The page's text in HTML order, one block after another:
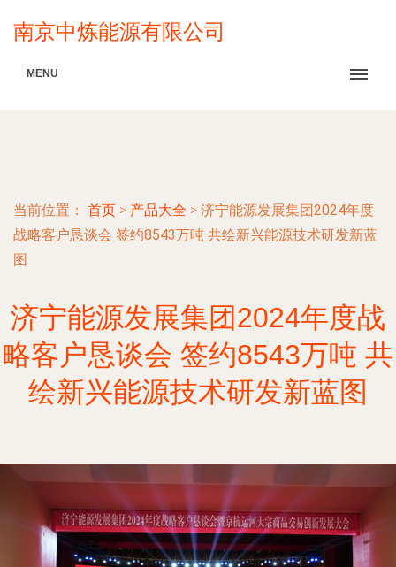
南京中炼能源有限公司
MENU
当前位置： 首页 > 产品大全 > 济宁能源发展集团2024年度
战略客户恳谈会 签约8543万吨 共绘新兴能源技术研发新蓝
图
济宁能源发展集团2024年度战
略客户恳谈会 签约8543万吨 共
绘新兴能源技术研发新蓝图